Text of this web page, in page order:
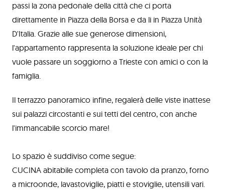
passi la zona pedonale della città che ci porta
direttamente in Piazza della Borsa e da li in Piazza Unità
D'Italia. Grazie alle sue generose dimensioni,
l'appartamento rappresenta la soluzione ideale per chi
vuole passare un soggiorno a Trieste con amici o con la
famiglia.
Il terrazzo panoramico infine, regalerà delle viste inattese
sui palazzi circostanti e sui tetti del centro, con anche
l'immancabile scorcio mare!
Lo spazio è suddiviso come segue:
CUCINA abitabile completa con tavolo da pranzo, forno
a microonde, lavastoviglie, piatti e stoviglie, utensili vari.